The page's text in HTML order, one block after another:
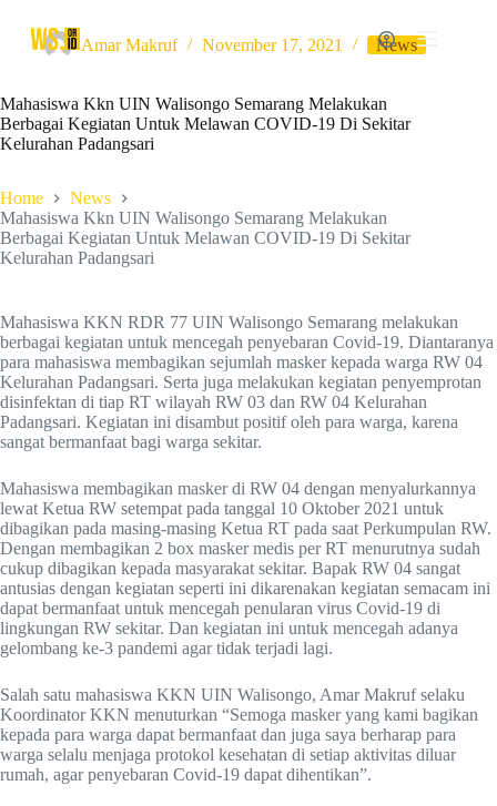
content
Amar Makruf November 17, 2021 News
Mahasiswa Kkn UIN Walisongo Semarang Melakukan
Berbagai Kegiatan Untuk Melawan COVID-19 Di Sekitar
Kelurahan Padangsari
Home
News
Mahasiswa Kkn UIN Walisongo Semarang Melakukan
Berbagai Kegiatan Untuk Melawan COVID-19 Di Sekitar
Kelurahan Padangsari
Mahasiswa KKN RDR 77 UIN Walisongo Semarang melakukan
berbagai kegiatan untuk mencegah penyebaran Covid-19. Diantaranya
para mahasiswa membagikan sejumlah masker kepada warga RW 04
Kelurahan Padangsari. Serta juga melakukan kegiatan penyemprotan
disinfektan di tiap RT wilayah RW 03 dan RW 04 Kelurahan
Padangsari. Kegiatan ini disambut positif oleh para warga, karena
sangat bermanfaat bagi warga sekitar.
Mahasiswa membagikan masker di RW 04 dengan menyalurkannya
lewat Ketua RW setempat pada tanggal 10 Oktober 2021 untuk
dibagikan pada masing-masing Ketua RT pada saat Perkumpulan RW.
Dengan membagikan 2 box masker medis per RT menurutnya sudah
cukup dibagikan kepada masyarakat sekitar. Bapak RW 04 sangat
antusias dengan kegiatan seperti ini dikarenakan kegiatan semacam ini
dapat bermanfaat untuk mencegah penularan virus Covid-19 di
lingkungan RW sekitar. Dan kegiatan ini untuk mencegah adanya
gelombang ke-3 pandemi agar tidak terjadi lagi.
Salah satu mahasiswa KKN UIN Walisongo, Amar Makruf selaku
Koordinator KKN menuturkan “Semoga masker yang kami bagikan
kepada para warga dapat bermanfaat dan juga saya berharap para
warga selalu menjaga protokol kesehatan di setiap aktivitas diluar
rumah, agar penyebaran Covid-19 dapat dihentikan”.